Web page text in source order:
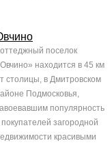
поселок
находится в 45 км
столицы, в Дмитровском
Подмосковья,
популярность
покупателей загородной
красивыми